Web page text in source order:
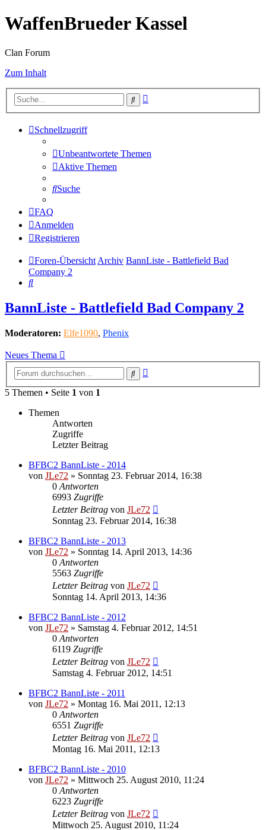
WaffenBrueder Kassel
Clan Forum
Zum Inhalt
Suche
Schnellzugriff
Unbeantwortete Themen
Aktive Themen
Suche
FAQ
Anmelden
Registrieren
Foren-ÜbersichtArchiv BannListe - Battlefield Bad
Company 2
Suche
BannListe - Battlefield Bad Company 2
Moderatoren: Elfe1090, Phenix
Neues Thema
Suche
5 Themen • Seite 1 von 1
Themen
Antworten
Zugriffe
Letzter Beitrag
BFBC2 BannListe - 2014
von JLe72 » Sonntag 23. Februar 2014, 16:38
0 Antworten
6993 Zugriffe
Letzter Beitrag von JLe72
Sonntag 23. Februar 2014, 16:38
BFBC2 BannListe - 2013
von JLe72 » Sonntag 14. April 2013, 14:36
0 Antworten
5563 Zugriffe
Letzter Beitrag von JLe72
Sonntag 14. April 2013, 14:36
BFBC2 BannListe - 2012
von JLe72 » Samstag 4. Februar 2012, 14:51
0 Antworten
6119 Zugriffe
Letzter Beitrag von JLe72
Samstag 4. Februar 2012, 14:51
BFBC2 BannListe - 2011
von JLe72 » Montag 16. Mai 2011, 12:13
0 Antworten
6551 Zugriffe
Letzter Beitrag von JLe72
Montag 16. Mai 2011, 12:13
BFBC2 BannListe - 2010
von JLe72 » Mittwoch 25. August 2010, 11:24
0 Antworten
6223 Zugriffe
Letzter Beitrag von JLe72
Mittwoch 25. August 2010, 11:24